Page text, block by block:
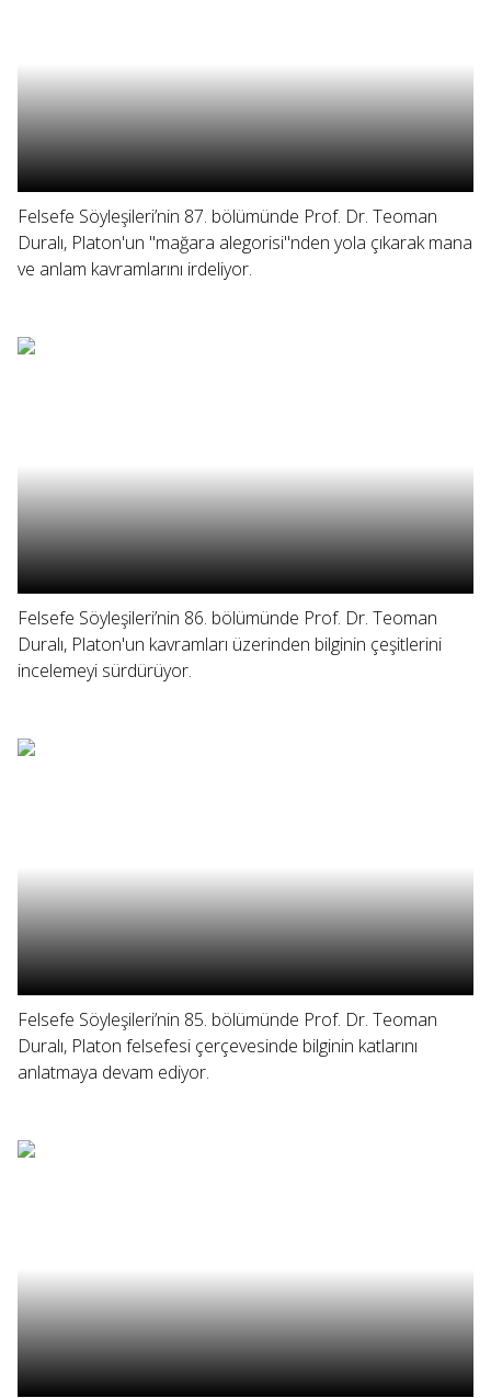
Felsefe Söyleşileri’nin 87. bölümünde Prof. Dr. Teoman
Duralı, Platon'un "mağara alegorisi"nden yola çıkarak mana
ve anlam kavramlarını irdeliyor.
Felsefe Söyleşileri’nin 86. bölümünde Prof. Dr. Teoman
Duralı, Platon'un kavramları üzerinden bilginin çeşitlerini
incelemeyi sürdürüyor.
Felsefe Söyleşileri’nin 85. bölümünde Prof. Dr. Teoman
Duralı, Platon felsefesi çerçevesinde bilginin katlarını
anlatmaya devam ediyor.